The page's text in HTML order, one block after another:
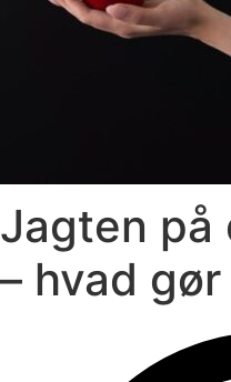
Jagten på
– hvad